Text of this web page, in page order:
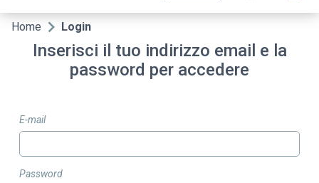
Briciole
Home Login
Inserisci il tuo indirizzo email e la
password per accedere
E-mail
Password